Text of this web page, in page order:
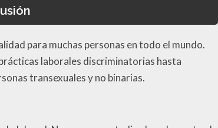
para muchas personas en todo el mundo.
laborales discriminatorias hasta
transexuales y no binarias.